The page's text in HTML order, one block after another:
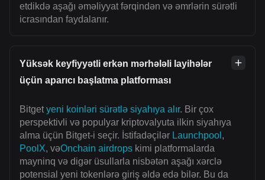
etdikdə aşağı əməliyyat fərqindən və əmrlərin sürətli
icrasından faydalanır.
Yüksək keyfiyyətli erkən mərhələli layihələr
üçün aparıcı başlatma platforması
Bitget yeni koinləri sürətlə siyahıya alır. Bir çox
perspektivli və populyar kriptovalyuta ilkin siyahıya
alma üçün Bitget-i seçir. İstifadəçilər Launchpool ,
PoolX, vəOnchain airdrops kimi platformalarda
mayninq və digər üsullarla nisbətən aşağı xərclə
potensial yeni tokenlərə giriş əldə edə bilər. Bu da